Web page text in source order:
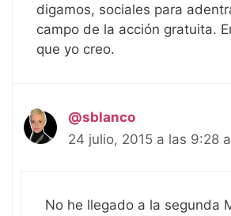
digamos, sociales para
campo de la acción gratuita.
que yo creo.
@sblanco
24 julio, 2015 a las 9:28
No he llegado a la segunda